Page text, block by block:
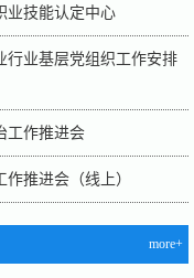
业技能认定中心
行业基层党组织工作安排
工作推进会
推进会（线上）
more+